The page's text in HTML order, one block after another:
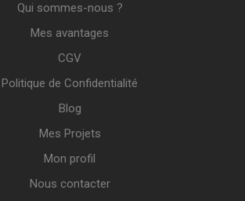
Qui sommes-nous ?
Mes avantages
CGV
Politique de Confidentialité
Blog
Mes Projets
Mon profil
Nous contacter